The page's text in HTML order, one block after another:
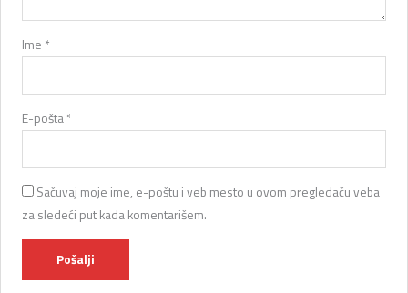
Ime *
E-pošta *
Sačuvaj moje ime, e-poštu i veb mesto u ovom pregledaču veba
za sledeći put kada komentarišem.